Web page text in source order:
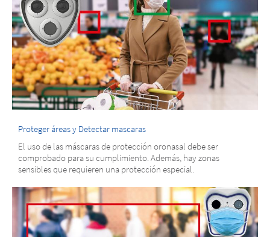
Proteger áreas y Detectar mascaras
El uso de las máscaras de protección oronasal debe ser
comprobado para su cumplimiento. Además, hay zonas
sensibles que requieren una protección especial.